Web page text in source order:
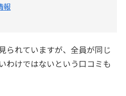
報
られていますが、全員が同じ
わけではないという口コミも